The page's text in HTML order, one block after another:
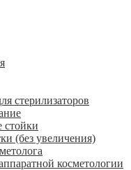
стерилизаторов
стойки
(без увеличения)
косметологии